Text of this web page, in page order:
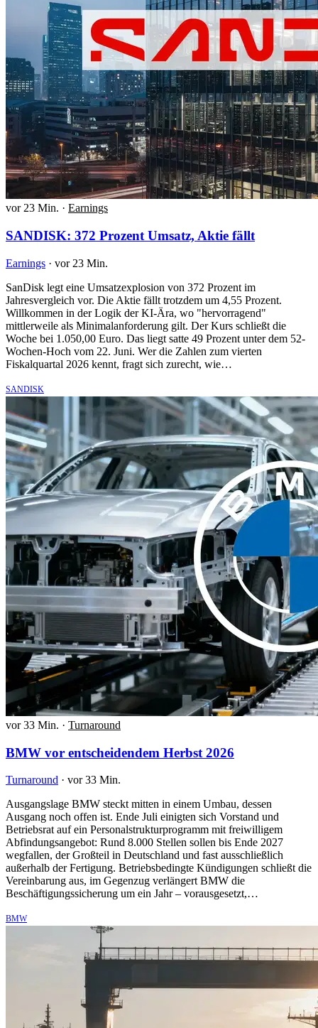
vor 23 Min. · Earnings
SANDISK: 372 Prozent Umsatz, Aktie fällt
Earnings · vor 23 Min.
SanDisk legt eine Umsatzexplosion von 372 Prozent im
Jahresvergleich vor. Die Aktie fällt trotzdem um 4,55 Prozent.
Willkommen in der Logik der KI-Ära, wo "hervorragend"
mittlerweile als Minimalanforderung gilt. Der Kurs schließt die
Woche bei 1.050,00 Euro. Das liegt satte 49 Prozent unter dem 52-
Wochen-Hoch vom 22. Juni. Wer die Zahlen zum vierten
Fiskalquartal 2026 kennt, fragt sich zurecht, wie…
SANDISK
vor 33 Min. · Turnaround
BMW vor entscheidendem Herbst 2026
Turnaround · vor 33 Min.
Ausgangslage BMW steckt mitten in einem Umbau, dessen
Ausgang noch offen ist. Ende Juli einigten sich Vorstand und
Betriebsrat auf ein Personalstrukturprogramm mit freiwilligem
Abfindungsangebot: Rund 8.000 Stellen sollen bis Ende 2027
wegfallen, der Großteil in Deutschland und fast ausschließlich
außerhalb der Fertigung. Betriebsbedingte Kündigungen schließt die
Vereinbarung aus, im Gegenzug verlängert BMW die
Beschäftigungssicherung um ein Jahr – vorausgesetzt,…
BMW